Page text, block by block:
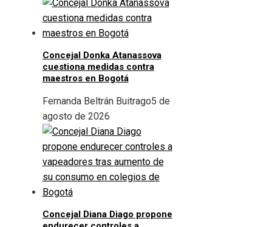
Concejal Donka Atanassova
cuestiona medidas contra
maestros en Bogotá
Fernanda Beltrán Buitrago5 de
agosto de 2026
Concejal Diana Diago propone